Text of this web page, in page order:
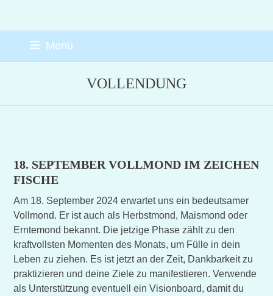
Menü
VOLLENDUNG
18. SEPTEMBER VOLLMOND IM ZEICHEN
FISCHE
Am 18. September 2024 erwartet uns ein bedeutsamer
Vollmond. Er ist auch als Herbstmond, Maismond oder
Erntemond bekannt. Die jetzige Phase zählt zu den
kraftvollsten Momenten des Monats, um Fülle in dein
Leben zu ziehen. Es ist jetzt an der Zeit, Dankbarkeit zu
praktizieren und deine Ziele zu manifestieren. Verwende
als Unterstützung eventuell ein Visionboard, damit du